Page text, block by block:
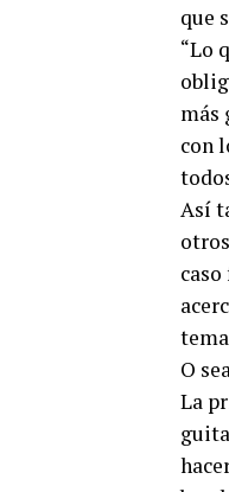
que
“Lo
más
con
Así
O
La